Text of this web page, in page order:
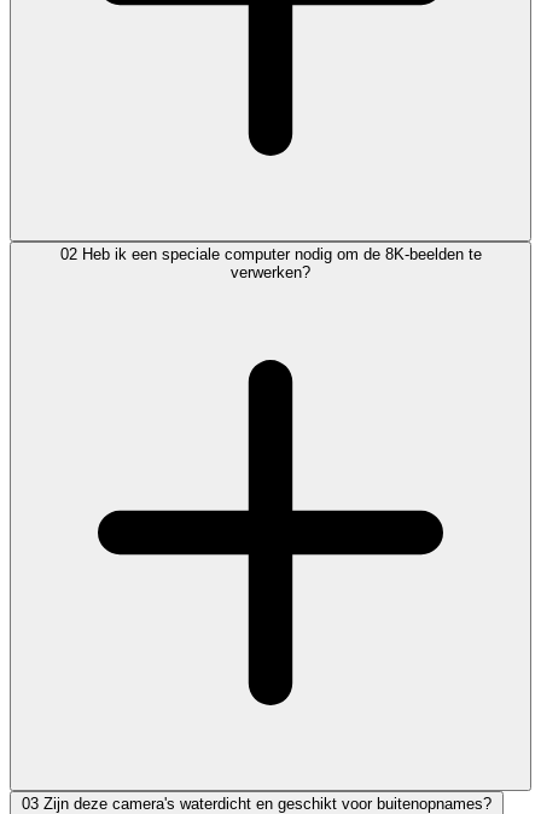
02 Heb ik een speciale computer nodig om de 8K-beelden te
verwerken?
03 Zijn deze camera's waterdicht en geschikt voor buitenopnames?